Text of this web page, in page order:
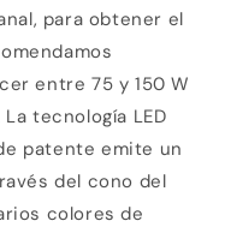
para obtener el
entre 75 y 150 W
tecnología LED
patente emite un
del cono del
colores de
yelige
Pago,
elige
confirma.
disponible,